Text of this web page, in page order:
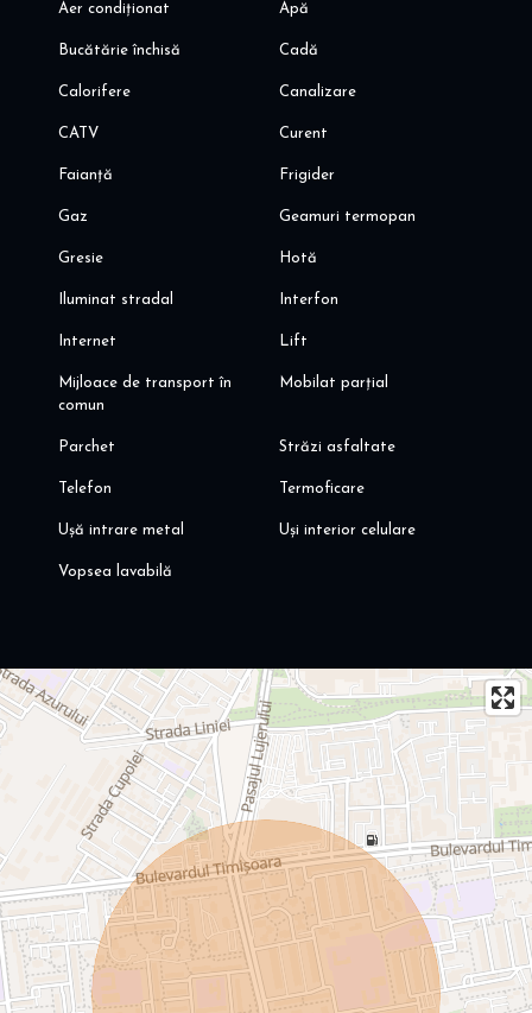
Aer condiționat Apă
Bucătărie închisă Cadă
Calorifere Canalizare
CATV Curent
Faianță Frigider
Gaz Geamuri termopan
Gresie Hotă
Iluminat stradal Interfon
Internet Lift
Mijloace de transport în
comun
Mobilat parțial
Parchet Străzi asfaltate
Telefon Termoficare
Ușă intrare metal Uși interior celulare
Vopsea lavabilă